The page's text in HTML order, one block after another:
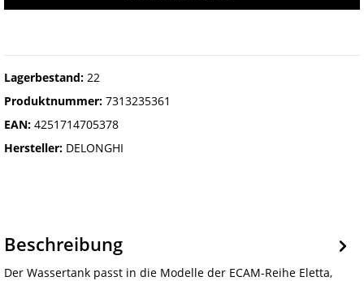
Lagerbestand: 22
Produktnummer: 7313235361
EAN: 4251714705378
Hersteller: DELONGHI
Beschreibung
Der Wassertank passt in die Modelle der ECAM-Reihe Eletta,